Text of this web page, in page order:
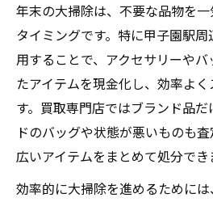
年末の大掃除は、不要な品物を
タイミングです。特に甲子園駅
用することで、アクセサリーや
たアイテムを現金化し、効率よ
す。買取専門店ではブランド品
ドのバッグや状態が悪いものも
広いアイテムをまとめて処分でき
効率的に大掃除を進めるために